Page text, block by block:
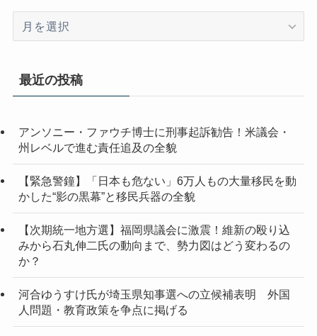
イ
最近の投稿
アンソニー・ファウチ博士に刑事起訴勧告！米議会・
州レベルで進む責任追及の全貌
【緊急警鐘】「日本も危ない」6万人もの大量移民を動
かした“影の黒幕”と移民兵器の全貌
【次期統一地方選】福岡県議会に激震！維新の殴り込
みから石丸伸二氏の動向まで、勢力図はどう変わるの
か？
河合ゆうすけ氏が埼玉県知事選への立候補表明 外国
人問題・教育政策を争点に掲げる